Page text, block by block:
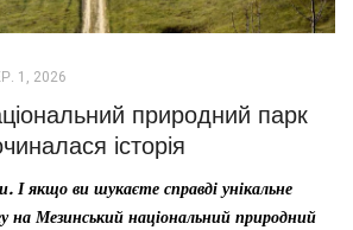
1, 2026
природний парк
історія
І якщо ви шукаєте справді унікальне
на Мезинський національний природний